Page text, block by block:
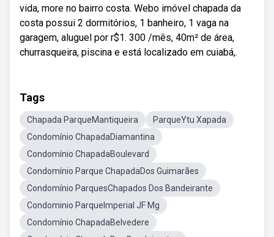
vida, more no bairro costa. Webo imóvel chapada da
costa possui 2 dormitórios, 1 banheiro, 1 vaga na
garagem, aluguel por r$1. 300 /mês, 40m² de área,
churrasqueira, piscina e está localizado em cuiabá,.
Tags
Chapada ParqueMantiqueira
ParqueYtu Xapada
Condomínio ChapadaDiamantina
Condomínio ChapadaBoulevard
Condomínio Parque ChapadaDos Guimarães
Condomínio ParquesChapados Dos Bandeirante
Condominio ParqueImperial JF Mg
Condomínio ChapadaBelvedere